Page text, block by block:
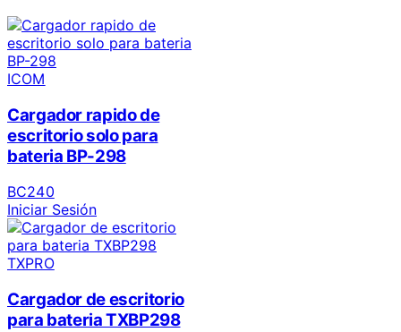
ICOM
Cargador rapido de
escritorio solo para
bateria BP-298
BC240
Iniciar Sesión
TXPRO
Cargador de escritorio
para bateria TXBP298